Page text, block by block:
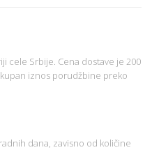
cele Srbije. Cena dostave je 200
iznos porudžbine preko
dana, zavisno od količine